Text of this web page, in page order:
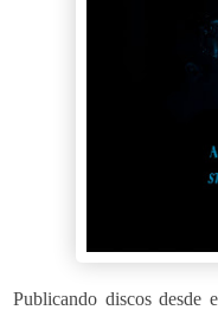
Publicando discos desde